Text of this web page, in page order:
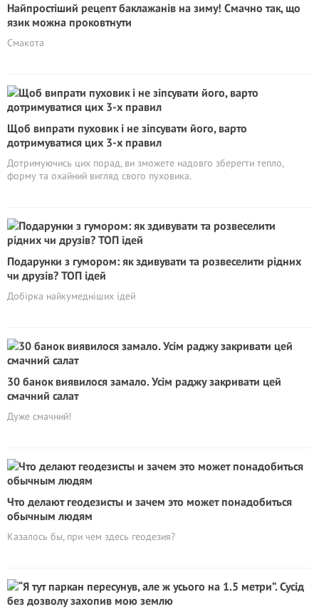
Найпростіший рецепт баклажанів на зиму! Смачно так, що
язик можна проковтнути
Смакота
Щоб випрати пуховик і не зіпсувати його, варто
дотримуватися цих 3-х правил
Дотримуючись цих порад, ви зможете надовго зберегти тепло,
форму та охайний вигляд свого пуховика.
Подарунки з гумором: як здивувати та розвеселити рідних
чи друзів? ТОП ідей
Добірка найкумедніших ідей
30 банок виявилося замало. Усім раджу закривати цей
смачний салат
Дуже смачний!
Что делают геодезисты и зачем это может понадобиться
обычным людям
Казалось бы, при чем здесь геодезия?